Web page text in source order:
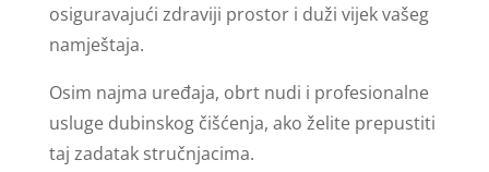
osiguravajući zdraviji prostor i duži vijek vašeg
namještaja.
Osim najma uređaja, obrt nudi i profesionalne
usluge dubinskog čišćenja, ako želite prepustiti
taj zadatak stručnjacima.